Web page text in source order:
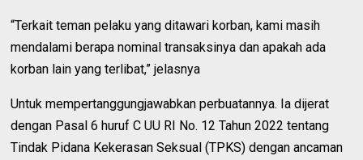
“Terkait teman pelaku yang ditawari korban, kami masih
mendalami berapa nominal transaksinya dan apakah ada
korban lain yang terlibat,” jelasnya
Untuk mempertanggungjawabkan perbuatannya. Ia dijerat
dengan Pasal 6 huruf C UU RI No. 12 Tahun 2022 tentang
Tindak Pidana Kekerasan Seksual (TPKS) dengan ancaman